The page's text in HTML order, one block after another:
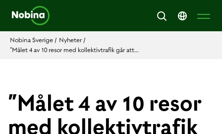
Nobina Sverige / Nyheter/
”Målet 4 av 10 resor med kollektivtrafik går att...
”Målet 4 av 10 resor
med kollektivtrafik